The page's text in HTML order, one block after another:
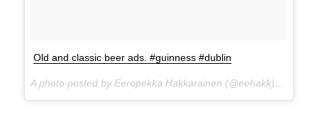
Old and classic beer ads. #guinness #dublin
A photo posted by Eeropekka Hakkarainen (@eehakk) on